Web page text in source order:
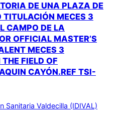
DE UNA PLAZA DE
MECES 3
CAMPO DE LA
OFFICIAL MASTER’S
MECES 3
FIELD OF
CAYÓN.REF TSI-
Sanitaria Valdecilla (IDIVAL)